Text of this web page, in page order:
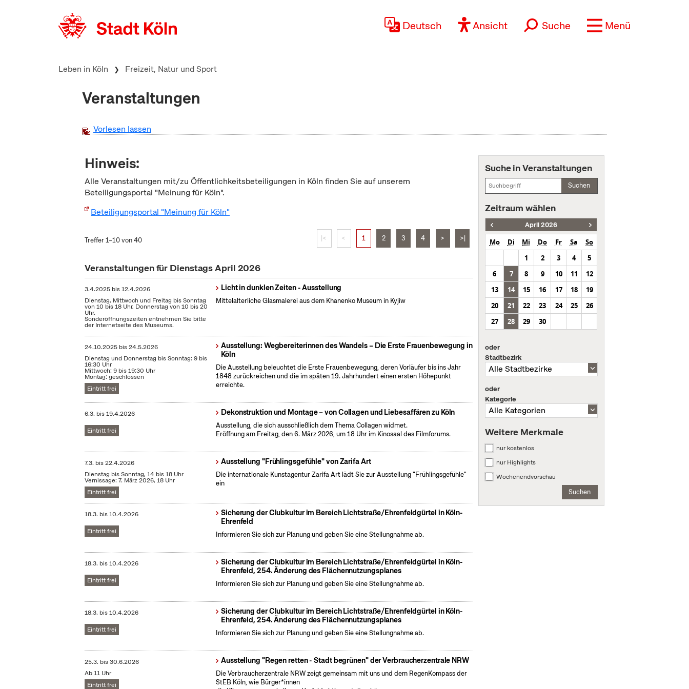
Deutsch Ansicht Suche Menü
Leben in Köln Freizeit, Natur und Sport
Veranstaltungen
Vorlesen lassen
Hinweis:
Alle Veranstaltungen mit/zu Öffentlichkeitsbeteiligungen in Köln finden Sie auf unserem
Beteiligungsportal "Meinung für Köln".
Beteiligungsportal "Meinung für Köln"
Treffer 1–10 von 40 |< < 1 2 3 4 > >|
Veranstaltungen für Dienstags April 2026
3.4.2025 bis12.4.2026
Dienstag, Mittwoch und Freitag bis Sonntag
von 10 bis 18 Uhr, Donnerstag von 10 bis 20
Uhr.
Sonderöffnungszeiten entnehmen Sie bitte
der Internetseite des Museums.
Licht in dunklen Zeiten - Ausstellung
Mittelalterliche Glasmalerei aus dem Khanenko Museum in Kyjiw
24.10.2025 bis24.5.2026
Dienstag und Donnerstag bis Sonntag: 9 bis
16:30 Uhr
Mittwoch: 9 bis 19:30 Uhr
Montag: geschlossen
Eintritt frei
Ausstellung: Wegbereiterinnen des Wandels – Die Erste Frauenbewegung in
Köln
Die Ausstellung beleuchtet die Erste Frauenbewegung, deren Vorläufer bis ins Jahr
1848 zurückreichen und die im späten 19. Jahrhundert einen ersten Höhepunkt
erreichte.
6.3. bis19.4.2026
Eintritt frei
Dekonstruktion und Montage – von Collagen und Liebesaffären zu Köln
Ausstellung, die sich ausschließlich dem Thema Collagen widmet.
Eröffnung am Freitag, den 6. März 2026, um 18 Uhr im Kinosaal des Filmforums.
7.3. bis22.4.2026
Dienstag bis Sonntag, 14 bis 18 Uhr
Vernissage: 7. März 2026, 18 Uhr
Eintritt frei
Ausstellung "Frühlingsgefühle" von Zarifa Art
Die internationale Kunstagentur Zarifa Art lädt Sie zur Ausstellung "Frühlingsgefühle"
ein
18.3. bis10.4.2026
Eintritt frei
Sicherung der Clubkultur im Bereich Lichtstraße/Ehrenfeldgürtel in Köln-
Ehrenfeld
Informieren Sie sich zur Planung und geben Sie eine Stellungnahme ab.
18.3. bis10.4.2026
Eintritt frei
Sicherung der Clubkultur im Bereich Lichtstraße/Ehrenfeldgürtel in Köln-
Ehrenfeld, 254. Änderung des Flächennutzungsplanes
Informieren Sie sich zur Planung und geben Sie eine Stellungnahme ab.
18.3. bis10.4.2026
Eintritt frei
Sicherung der Clubkultur im Bereich Lichtstraße/Ehrenfeldgürtel in Köln-
Ehrenfeld, 254. Änderung des Flächennutzungsplanes
Informieren Sie sich zur Planung und geben Sie eine Stellungnahme ab.
25.3. bis30.6.2026
Ab 11 Uhr
Eintritt frei
Ausstellung "Regen retten - Stadt begrünen" der Verbraucherzentrale NRW
Die Verbraucherzentrale NRW zeigt gemeinsam mit uns und dem RegenKompass der
StEB Köln, wie Bürger*innen
Suche in Veranstaltungen
Suchen
Zeitraum wählen
April 2026
Mo Di Mi Do Fr Sa
So
1
2 3 4
5
6
7 8 9 10 11
12
13
14 15 16 17 18
19
20
21 22 23 24 25
26
27
28 29 30
oder
Stadtbezirk
oder
Kategorie
Weitere Merkmale
nur kostenlos
nur Highlights
Wochenendvorschau
Suchen